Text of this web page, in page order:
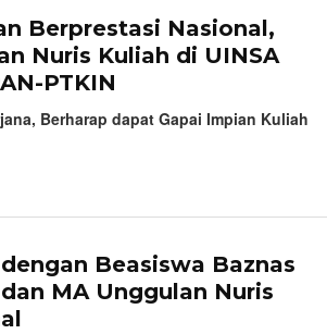
Berprestasi Nasional,
Nuris Kuliah di UINSA
PTKIN
Berharap dapat Gapai Impian Kuliah
Beasiswa Baznas
MA Unggulan Nuris